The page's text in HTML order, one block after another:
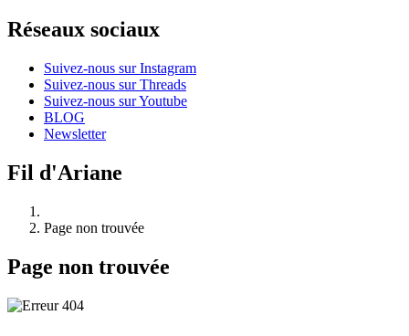
Réseaux sociaux
Suivez-nous sur Instagram
Suivez-nous sur Threads
Suivez-nous sur Youtube
BLOG
Newsletter
Fil d'Ariane
Page non trouvée
Page non trouvée